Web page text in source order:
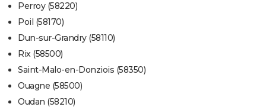
Perroy (58220)
Poil (58170)
Dun-sur-Grandry (58110)
Rix (58500)
Saint-Malo-en-Donziois (58350)
Ouagne (58500)
Oudan (58210)